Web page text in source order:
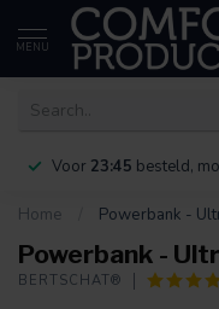
MENU
Voor 23:45 besteld,
Home Powerbank -
Powerbank -
BERTSCHAT®